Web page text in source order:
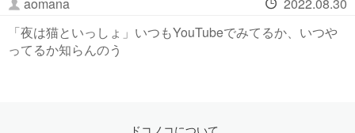
aomana
2022.08.30
「夜は猫といっしょ」いつもYouTubeでみてるか、いつや
ってるか知らんのう